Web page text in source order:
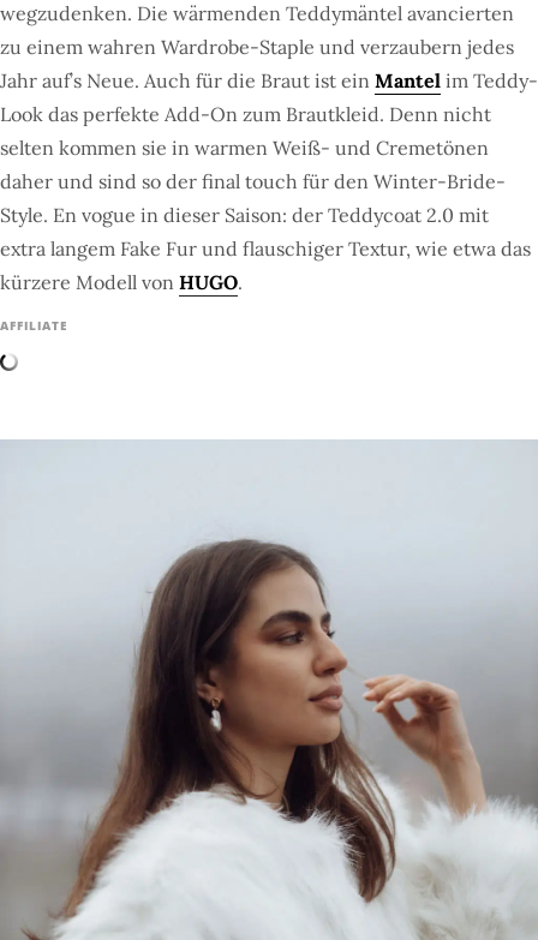
wegzudenken. Die wärmenden Teddymäntel avancierten
zu einem wahren Wardrobe-Staple und verzaubern jedes
Jahr auf’s Neue. Auch für die Braut ist ein Mantel im Teddy-
Look das perfekte Add-On zum Brautkleid. Denn nicht
selten kommen sie in warmen Weiß- und Cremetönen
daher und sind so der final touch für den Winter-Bride-
Style. En vogue in dieser Saison: der Teddycoat 2.0 mit
extra langem Fake Fur und flauschiger Textur, wie etwa das
kürzere Modell von HUGO.
AFFILIATE